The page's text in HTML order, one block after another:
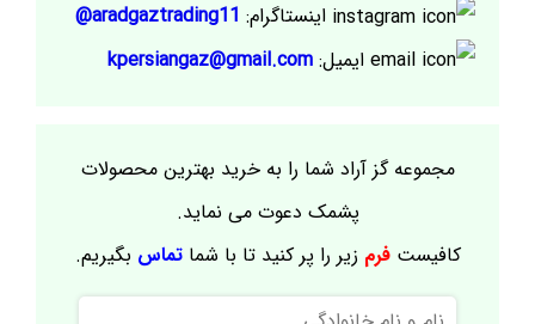
اینستاگرام: aradgaztrading11@
ایمیل: kpersiangaz@gmail.com
مجموعه گز آراد شما را به خرید بهترین محصولات
پشمک دعوت می نماید.
کافیستفرم زیر را پر کنید تا با شماتماس بگیریم.
نام